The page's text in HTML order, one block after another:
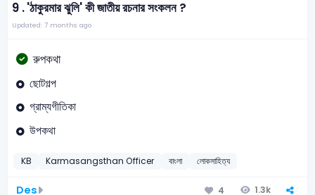
9 .'ঠাকুরমার ঝুলি' কী জাতীয় রচনার সংকলন ?
Updated: 7 months ago
রুপকথা
ছোটগল্প
গ্রাম্যগীতিকা
উপকথা
KB Karmasangsthan Officer বাংলা লোকসাহিত্য
Des 4 1.3k